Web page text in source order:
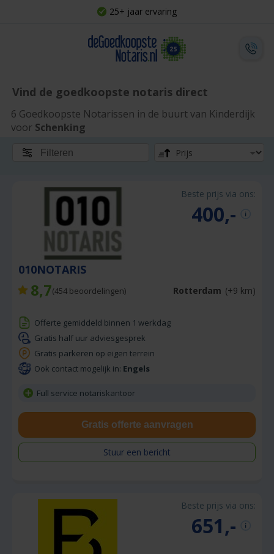
25+ jaar ervaring
Vind de goedkoopste notaris direct
6 Goedkoopste Notarissen in de buurt van Kinderdijk
voor Schenking
Filteren
Beste prijs via ons:
400,-
010NOTARIS
8,7(454 beoordelingen) Rotterdam (+9 km)
Offerte gemiddeld binnen 1 werkdag
Gratis half uur adviesgesprek
Gratis parkeren op eigen terrein
Ook contact mogelijk in: Engels
Full service notariskantoor
Gratis offerte aanvragen
Stuur een bericht
Beste prijs via ons:
651,-